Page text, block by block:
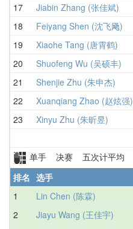
17
Jiabin Zhang (张佳斌)
18
Feiyang Shen (沈飞飏)
19
Xiaohe Tang (唐霄鹤)
20
Shuofeng Wu (吴硕丰)
21
Shenjie Zhu (朱申杰)
22
Xuanqiang Zhao (赵炫强)
23
Xinyu Zhu (朱昕昱)
单手 决赛 五次计平均
排名 选手
1
Lin Chen (陈霖)
2
Jiayu Wang (王佳宇)